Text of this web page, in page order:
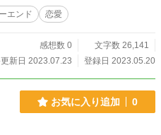
エンド 恋愛
感想数 0
文字数 26,141
新日 2023.07.23
登録日 2023.05.20
お気に入り追加 0